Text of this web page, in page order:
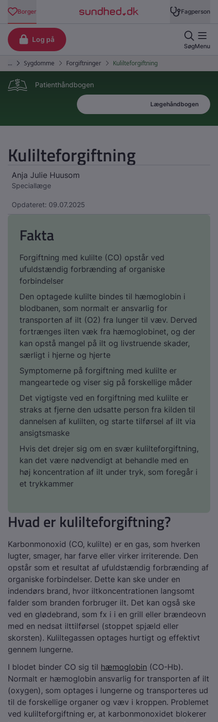
Patienthåndbogen
Lægehåndbogen
Kulilteforgiftning
Anja Julie Huusom
Speciallæge
Opdateret: 09.07.2025
Fakta
Forgiftning med kulilte (CO) opstår ved
ufuldstændig forbrænding af organiske
forbindelser
Den optagede kulilte bindes til hæmoglobin i
blodbanen, som normalt er ansvarlig for
transporten af ilt (O2) fra lunger til væv. Derved
fortrænges ilten væk fra hæmoglobinet, og der
kan opstå mangel på ilt og livstruende skader,
særligt i hjerne og hjerte
Symptomerne på forgiftning med kulilte er
mangeartede og viser sig på forskellige måder
Det vigtigste ved en forgiftning med kulilte er
straks at fjerne den udsatte person fra kilden til
dannelsen af kulilten, og starte tilførsel af ilt via
ansigtsmaske
Hvis det drejer sig om en svær kulilteforgiftning,
kan det være nødvendigt at behandle med en
høj koncentration af ilt under tryk, som foregår i
et trykkammer
Hvad er kulilteforgiftning?
Karbonmonoxid (CO, kulilte) er en gas, som hverken
lugter, smager, har farve eller virker irriterende. Den
opstår som et resultat af ufuldstændig forbrænding af
organiske forbindelser. Dette kan ske under en
indendørs brand, hvor iltkoncentrationen langsomt
falder som branden forbruger ilt. Det kan også ske
ved en glødebrand, som fx i i en grill eller brændeovn
med en nedsat ilttilførsel (stoppet spjæld eller
skorsten). Kuliltegassen optages hurtigt og effektivt
gennem lungerne.
I blodet binder CO sig til hæmoglobin (CO-Hb).
Normalt er hæmoglobin ansvarlig for transporten af ilt
(oxygen), som optages i lungerne og transporteres ud
til de forskellige organer og væv i kroppen. Problemet
ved kulilteforgiftning er, at karbonmonoxidet blokerer